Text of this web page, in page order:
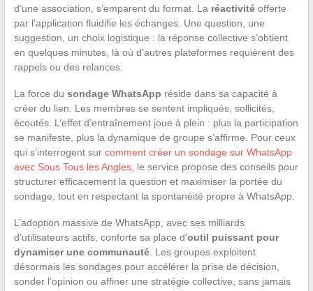
d’une association, s’emparent du format. La réactivitéofferte
par l’application fluidifie les échanges. Une question, une
suggestion, un choix logistique : la réponse collective s’obtient
en quelques minutes, là où d’autres plateformes requièrent des
rappels ou des relances.
La force du sondage WhatsApp réside dans sa capacité à
créer du lien. Les membres se sentent impliqués, sollicités,
écoutés. L’effet d’entraînement joue à plein : plus la participation
se manifeste, plus la dynamique de groupe s’affirme. Pour ceux
qui s’interrogent sur comment créer un sondage sur WhatsApp
avec Sous Tous les Angles, le service propose des conseils pour
structurer efficacement la question et maximiser la portée du
sondage, tout en respectant la spontanéité propre à WhatsApp.
L’adoption massive de WhatsApp, avec ses milliards
d’utilisateurs actifs, conforte sa place d’outil puissant pour
dynamiser une communauté. Les groupes exploitent
désormais les sondages pour accélérer la prise de décision,
sonder l’opinion ou affiner une stratégie collective, sans jamais